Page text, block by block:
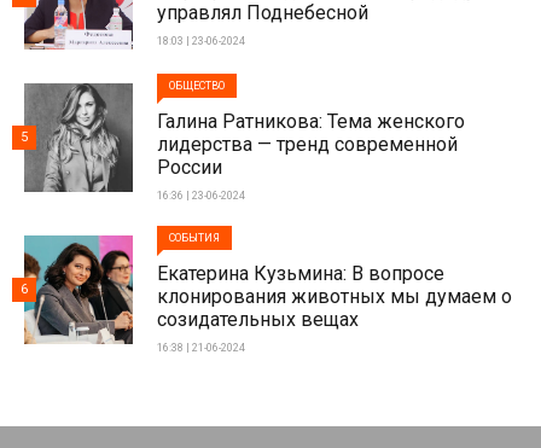
управлял Поднебесной
18:03 | 23-06-2024
ОБЩЕСТВО
Галина Ратникова: Тема женского
лидерства — тренд современной
России
16:36 | 23-06-2024
5
СОБЫТИЯ
Екатерина Кузьмина: В вопросе
клонирования животных мы думаем о
созидательных вещах
16:38 | 21-06-2024
6